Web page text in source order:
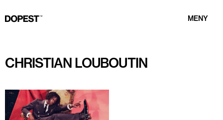
MENY
CHRISTIAN LOUBOUTIN